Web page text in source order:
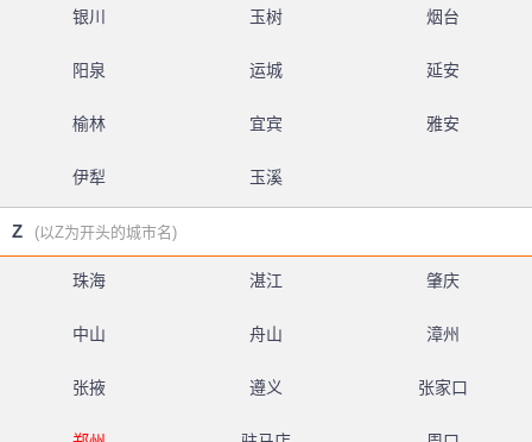
银川 玉树 烟台
阳泉 运城 延安
榆林 宜宾 雅安
伊犁 玉溪
Z (以Z为开头的城市名)
珠海 湛江 肇庆
中山 舟山 漳州
张掖 遵义 张家口